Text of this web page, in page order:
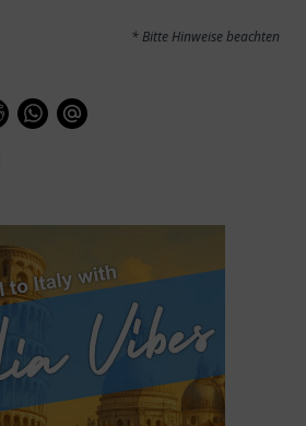
* Bitte Hinweise beachten